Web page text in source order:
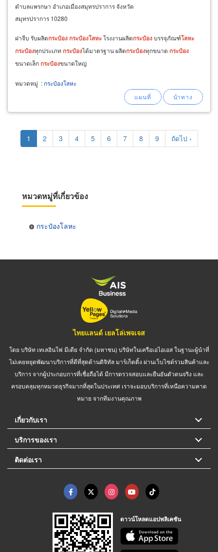
ตำบลแพรกษา อำเภอเมืองสมุทรปราการ จังหวัด
สมุทรปราการ 10280
ฝาจีบ รับผลิตกระป๋อง กระป๋องโลหะโรงงานผลิตกระป๋องบรรจุภัณฑ์โลหะ
กระป๋องทุกประเภท กระป๋องได้มาตรฐาน ผลิตกระป๋องทุกขนาด กระป๋อง
ขนาดเล็ก กระป๋องขนาดใหญ่
หมวดหมู่ : กระป๋องโลหะ
Pagination
Current
page
1 Page
2 Page
3 Page
4 Page
5 Page
6 Page
7 Page
8 Page
9
Next
page
ถัดไป ›
หมวดหมู่ที่เกี่ยวข้อง
กระป๋องโลหะ
ไทยแลนด์ เยลโล่เพจเจส
โดย บริษัท เทเลอินโฟ มีเดีย จำกัด (มหาชน) บริษัทในเครือเอไอเอส ในฐานะผู้นำที่
ไม่เคยหยุดพัฒนาบริการที่ดีที่สุดด้านดิจิทัล มาร์เก็ตติ้ง ผ่านเว็บไซต์รวมสินค้าและ
บริการ จากผู้ประกอบการที่เชื่อถือได้ มีการตรวจสอบและยืนยันตัวตนจริง และ
ครอบคลุมทุกหมวดธุรกิจมากที่สุดในประเทศ เราจะมอบบริการที่เหนือความคาด
หมาย จากทีมงานคุณภาพ
เกี่ยวกับเรา
บริการของเรา
ติดต่อเรา
ดาวน์โหลดแอปพลิเคชัน